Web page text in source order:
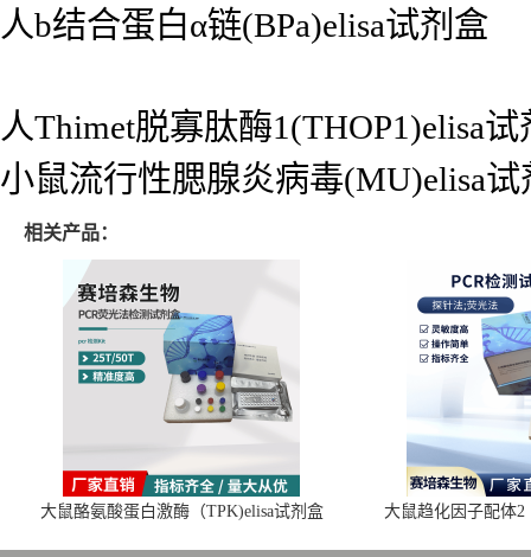
人b结合蛋白α链(BPa)elisa试剂盒
人Thimet脱寡肽酶1(THOP1)elisa试
小鼠流行性腮腺炎病毒(MU)elisa试
相关产品：
大鼠酪氨酸蛋白激酶（TPK)elisa试剂盒 大鼠趋化因子配体2